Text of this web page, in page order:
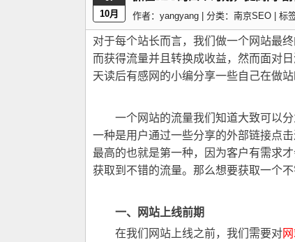
10月
作者：yangyang | 分类： 南京SEO | 标
对于每个站长而言，我们做一个网站最
而获得流量并且转换成收益，然而面对
天读后有感网的小编分享一些自己在做
一个网站的流量我们知道大致可以分
一种是用户通过一些分享的外部链接点
最高的也就是第一种，因为客户有需求
获取到不错的流量。那么想要获取一个
一、网站上线前期
在我们网站上线之前，我们需要对